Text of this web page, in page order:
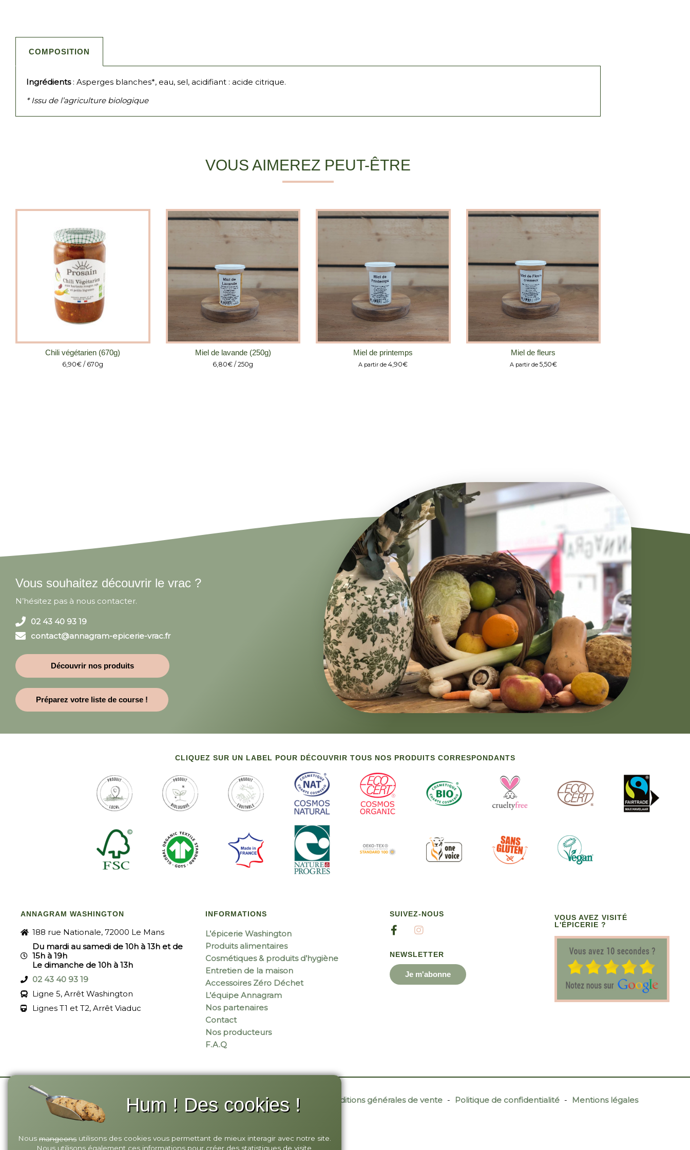
COMPOSITION
Ingrédients: Asperges blanches*, eau, sel, acidifiant : acide citrique.
* Issu de l’agriculture biologique
VOUS AIMEREZ PEUT-ÊTRE
Chili végétarien (670g)
6,90€ / 670g
Miel de lavande (250g)
6,80€ / 250g
Miel de printemps
A partir de 4,90€
Miel de fleurs
A partir de 5,50€
Vous souhaitez découvrir le vrac ?
N’hésitez pas à nous contacter.
02 43 40 93 19
contact@annagram-epicerie-vrac.fr
Découvrir nos produits
Préparez votre liste de course !
CLIQUEZ SUR UN LABEL POUR DÉCOUVRIR TOUS NOS PRODUITS CORRESPONDANTS
ANNAGRAM WASHINGTON
188 rue Nationale, 72000 Le Mans
Du mardi au samedi de 10h à 13h et de
15h à 19h
Le dimanche de 10h à 13h
02 43 40 93 19
Ligne 5, Arrêt Washington
Lignes T1 et T2, Arrêt Viaduc
INFORMATIONS
L’épicerie Washington
Produits alimentaires
Cosmétiques & produits d’hygiène
Entretien de la maison
Accessoires Zéro Déchet
L’équipe Annagram
Nos partenaires
Contact
Nos producteurs
F.A.Q
SUIVEZ-NOUS
NEWSLETTER
Je m'abonne
VOUS AVEZ VISITÉ
L'ÉPICERIE ?
© 2026 Annagram - Site réalisé par Monsieur Site Web - Contact Conditions générales de vente - Politique de confidentialité - Mentions légales
Hum ! Des cookies !
Nous mangeons utilisons des cookies vous permettant de mieux interagir avec notre site.
Nous utilisons également ces informations pour créer des statistiques de visite.